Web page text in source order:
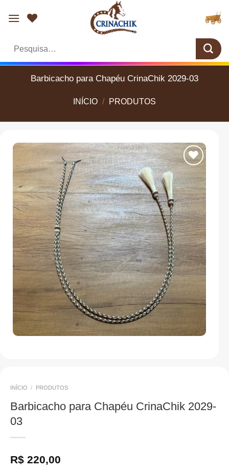
Pesquisar
Barbicacho para Chapéu CrinaChik 2029-03
INÍCIO / PRODUTOS
Add aos
Favoritos
INÍCIO / PRODUTOS
Barbicacho para Chapéu CrinaChik 2029-
03
R$ 220,00